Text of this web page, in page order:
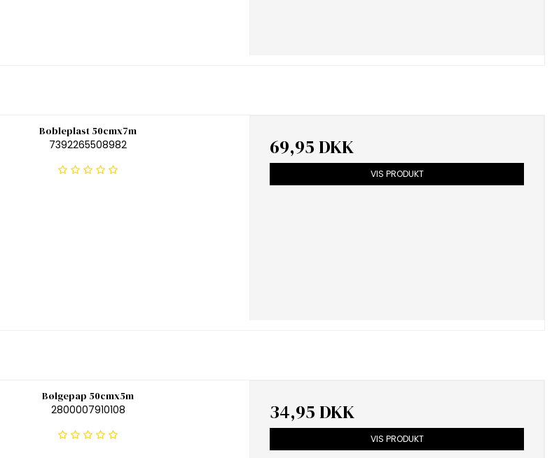
Bobleplast 50cmx7m
7392265508982
69,95 DKK
VIS PRODUKT
Bølgepap 50cmx5m
2800007910108
34,95 DKK
VIS PRODUKT